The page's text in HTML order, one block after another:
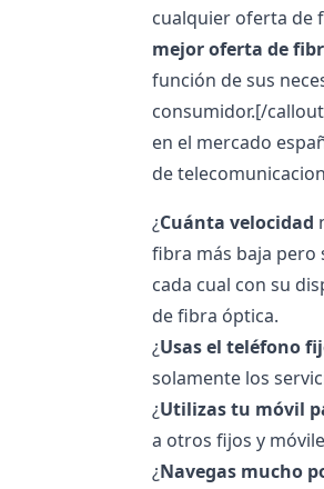
cualquier oferta de
mejor oferta de
función de sus
consumidor.[/
en el mercado
de
¿Cuánta velocidad
fibra más baja pero
cada cual con su
de fibra óptica.
¿Usas el teléfono
solamente los
¿Utilizas tu móvil
a otros fijos y
¿Navegas mucho